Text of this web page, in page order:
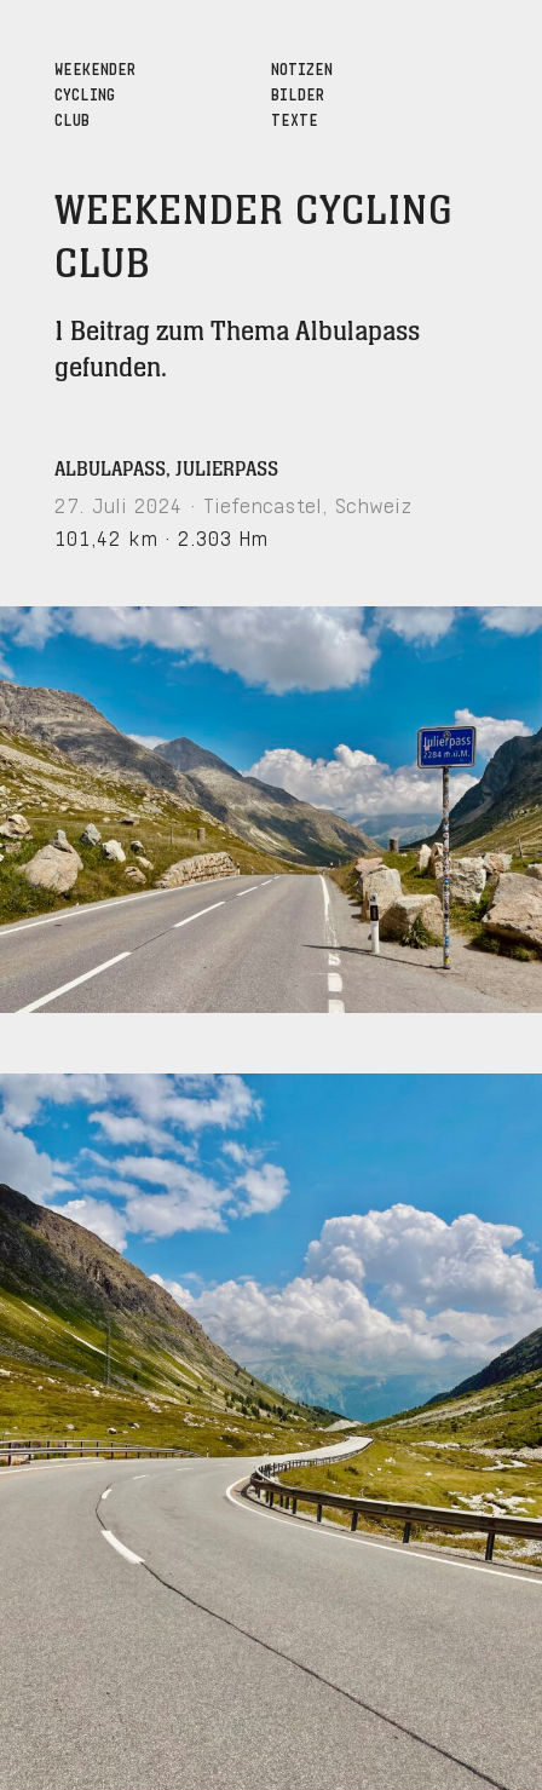
WEEKENDER
CYCLING
CLUB
NOTIZEN
BILDER
TEXTE
WEEKENDER CYCLING
CLUB
1 Beitrag zum Thema Albulapass
gefunden.
ALBULAPASS, JULIERPASS
27. Juli 2024 · Tiefencastel, Schweiz
101,42 km · 2.303 Hm